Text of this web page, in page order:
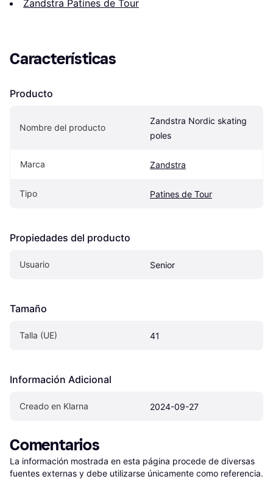
Zandstra Patines de Tour
Características
Producto
Nombre del producto
Zandstra Nordic skating
poles
Marca Zandstra
Tipo Patines de Tour
Propiedades del producto
Usuario Senior
Tamaño
Talla (UE) 41
Información Adicional
Creado en Klarna 2024-09-27
Comentarios
La información mostrada en esta página procede de diversas
fuentes externas y debe utilizarse únicamente como referencia.